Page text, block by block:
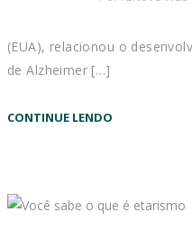
(EUA), relacionou o
de Alzheimer […]
CONTINUE LENDO